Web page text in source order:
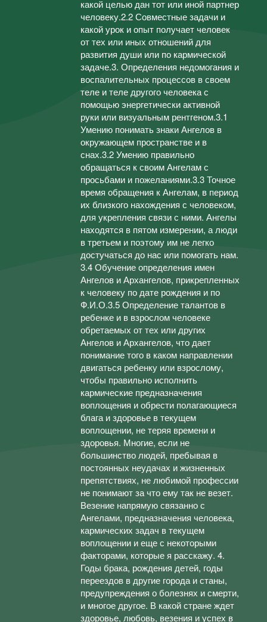
какой целью дан тот или иной партнер
человеку.2.2 Совместные задачи и
какой урок и опыт получает человек
от тех или иных отношений для
развития души или по кармической
задаче.3. Определения недомогания и
воспалительных процессов в своем
теле и теле другого человека с
помощью энергетически активной
руки или визуальным рентгеном.3.1
Умению понимать знаки Ангелов в
окружающем пространстве и в
снах.3.2 Умению правильно
обращаться к своим Ангелам с
просьбами и пожеланиями.3.3 Точное
время обращения к Ангелам, в период
их близкого нахождения с человеком,
для укрепления связи с ними. Ангелы
находятся в пятом измерении, а люди
в третьем и поэтому им не легко
достучаться до нас или помогать нам.
3.4 Обучение определения имен
Ангелов и Архангелов, прикрепленных
к человеку по дате рождения и по
Ф.И.О.3.5 Определение талантов в
ребенке и в взрослом человеке
обретаемых от тех или других
Ангелов и Архангелов, что дает
понимание того в каком направлении
двигаться ребенку или взрослому,
чтобы правильно исполнить
кармические предназначения
воплощения и обрести полагающиеся
блага и здоровье в текущем
воплощении, не теряя времени и
здоровья. Многие, если не
большинство людей, пребывая в
постоянных неудачах и жизненных
препятствиях, не любимой профессии
не понимают за что ему так не везет.
Везение напрямую связанно с
Ангелами, предназначения человека,
кармических задач в текущем
воплощении и еще с некоторыми
факторами, которые я расскажу. 4.
Годы брака, рождения детей, годы
переездов в другие города и станы,
предупреждения о болезнях и смерти,
и многое другое. В какой стране ждет
здоровье, любовь, везения и успех в